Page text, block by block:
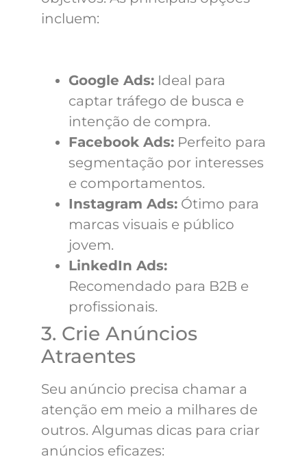
incluem:
Google Ads: Ideal para
captar tráfego de busca e
intenção de compra.
Facebook Ads: Perfeito para
segmentação por interesses
e comportamentos.
Instagram Ads: Ótimo para
marcas visuais e público
jovem.
LinkedIn Ads:
Recomendado para B2B e
profissionais.
3. Crie Anúncios
Atraentes
Seu anúncio precisa chamar a
atenção em meio a milhares de
outros. Algumas dicas para criar
anúncios eficazes: